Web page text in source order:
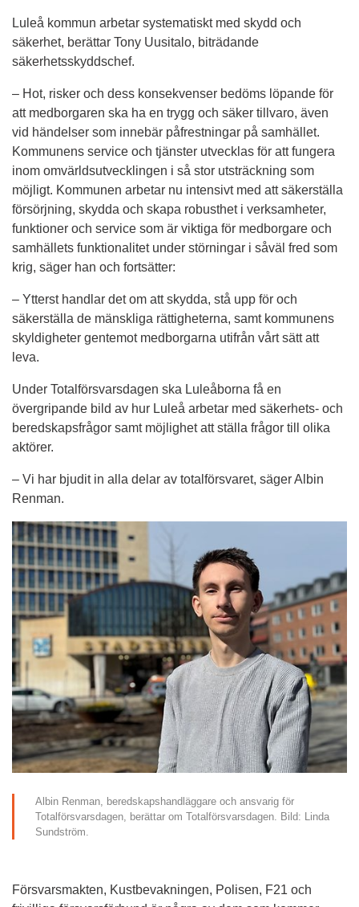
Luleå kommun arbetar systematiskt med skydd och
säkerhet, berättar Tony Uusitalo, biträdande
säkerhetsskyddschef.
– Hot, risker och dess konsekvenser bedöms löpande för
att medborgaren ska ha en trygg och säker tillvaro, även
vid händelser som innebär påfrestningar på samhället.
Kommunens service och tjänster utvecklas för att fungera
inom omvärldsutvecklingen i så stor utsträckning som
möjligt. Kommunen arbetar nu intensivt med att säkerställa
försörjning, skydda och skapa robusthet i verksamheter,
funktioner och service som är viktiga för medborgare och
samhällets funktionalitet under störningar i såväl fred som
krig, säger han och fortsätter:
– Ytterst handlar det om att skydda, stå upp för och
säkerställa de mänskliga rättigheterna, samt kommunens
skyldigheter gentemot medborgarna utifrån vårt sätt att
leva.
Under Totalförsvarsdagen ska Luleåborna få en
övergripande bild av hur Luleå arbetar med säkerhets- och
beredskapsfrågor samt möjlighet att ställa frågor till olika
aktörer.
– Vi har bjudit in alla delar av totalförsvaret, säger Albin
Renman.
Albin Renman, beredskapshandläggare och ansvarig för
Totalförsvarsdagen, berättar om Totalförsvarsdagen. Bild: Linda
Sundström.
Försvarsmakten, Kustbevakningen, Polisen, F21 och